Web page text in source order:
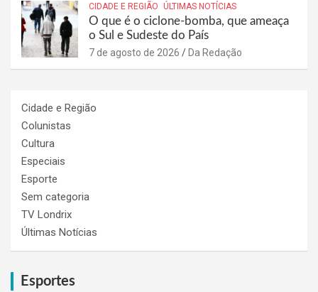
CIDADE E REGIÃO ÚLTIMAS NOTÍCIAS
O que é o ciclone-bomba, que ameaça
o Sul e Sudeste do País
7 de agosto de 2026 Da Redação
Cidade e Região
Colunistas
Cultura
Especiais
Esporte
Sem categoria
TV Londrix
Últimas Notícias
Esportes